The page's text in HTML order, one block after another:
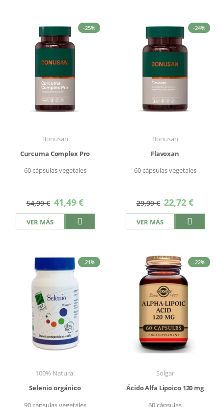
-25%
Bonusan
Curcuma Complex Pro
60 cápsulas vegetales
54,99 € Precio
especial
41,49 €
VER MÁS
-24%
Bonusan
Flavoxan
60 cápsulas vegetales
29,99 € Precio
especial
22,72 €
VER MÁS
-21%
100% Natural
Selenio orgánico
90 cápsulas vegetales
-22%
Solgar
Ácido Alfa Lipoico 120 mg
60 cápsulas